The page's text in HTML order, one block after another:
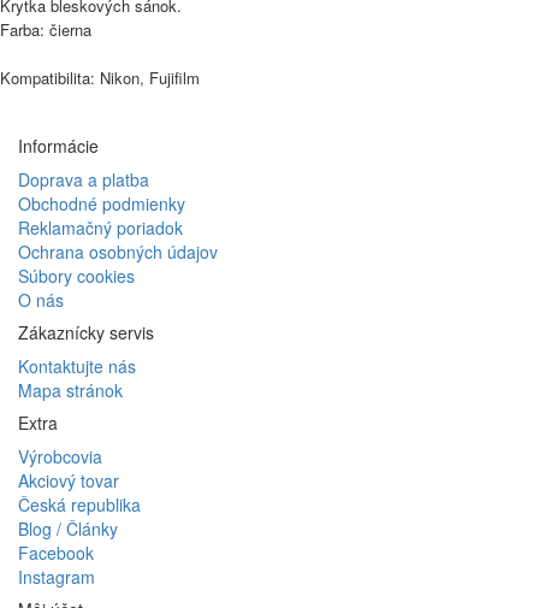
Krytka bleskových sánok.
Farba: čierna
Kompatibilita: Nikon, Fujifilm
Informácie
Doprava a platba
Obchodné podmienky
Reklamačný poriadok
Ochrana osobných údajov
Súbory cookies
O nás
Zákaznícky servis
Kontaktujte nás
Mapa stránok
Extra
Výrobcovia
Akciový tovar
Česká republika
Blog / Články
Facebook
Instagram